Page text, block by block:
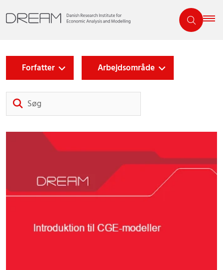
Forfatter Arbejdsområde